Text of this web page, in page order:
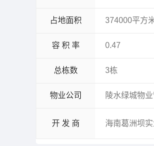
占地面积 374000平方
容 积 率 0.47
总栋数 3栋
物业公司 陵水绿城物
开 发 商 海南葛洲坝